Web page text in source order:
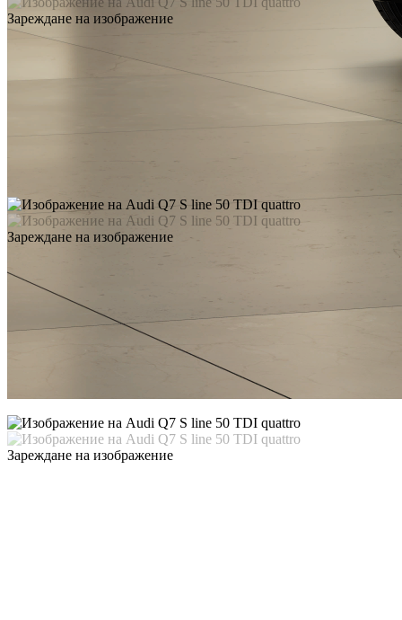
Зареждане на изображение
Зареждане на изображение
Зареждане на изображение